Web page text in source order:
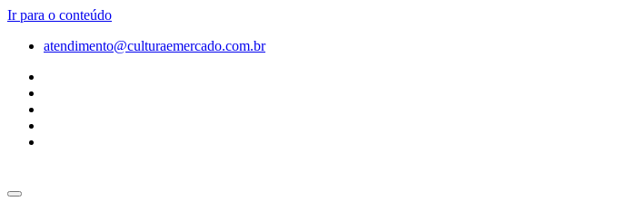
Ir para o conteúdo
atendimento@culturaemercado.com.br